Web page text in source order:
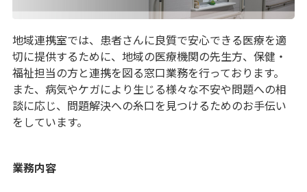
地域連携室では、患者さんに良質で安心できる医療を適
切に提供するために、地域の医療機関の先生方、保健・
福祉担当の方と連携を図る窓口業務を行っております。
また、病気やケガにより生じる様々な不安や問題への相
談に応じ、問題解決への糸口を見つけるためのお手伝い
をしています。
業務内容